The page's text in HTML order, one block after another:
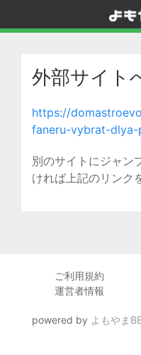
外部サイト
https://
faneru-vybrat-
別のサイトにジャン
ければ上記のリンク
ご利用規約
運営者情報
powered by よもやま